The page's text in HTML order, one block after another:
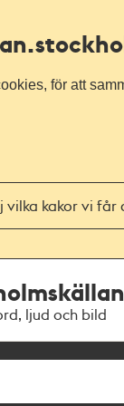
för att
vilka kakor vi får
ljud och bild